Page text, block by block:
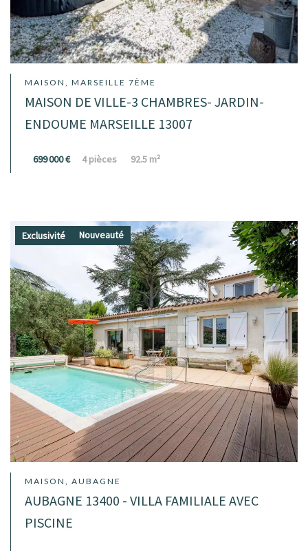
MAISON, MARSEILLE 7ÈME
MAISON DE VILLE-3 CHAMBRES- JARDIN-
ENDOUME MARSEILLE 13007
699 000 € 4 pièces 92.5 m²
MAISON, AUBAGNE
AUBAGNE 13400 - VILLA FAMILIALE AVEC
PISCINE
Exclusivité Nouveauté